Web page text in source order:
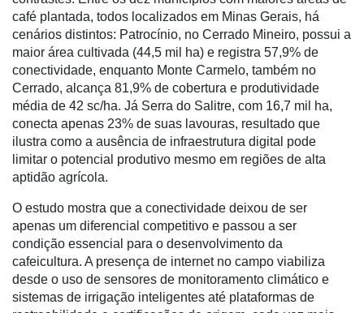
Netrin
Néctar
Tecprime
Agro
Lean
Way
Consulting
ONE
CHB
café plantada, todos localizados em Minas Gerais, há
cenários distintos: Patrocínio, no Cerrado Mineiro, possui a
maior área cultivada (44,5 mil ha) e registra 57,9% de
conectividade, enquanto Monte Carmelo, também no
Cerrado, alcança 81,9% de cobertura e produtividade
média de 42 sc/ha. Já Serra do Salitre, com 16,7 mil ha,
conecta apenas 23% de suas lavouras, resultado que
ilustra como a ausência de infraestrutura digital pode
limitar o potencial produtivo mesmo em regiões de alta
aptidão agrícola.
O estudo mostra que a conectividade deixou de ser
apenas um diferencial competitivo e passou a ser
condição essencial para o desenvolvimento da
cafeicultura. A presença de internet no campo viabiliza
desde o uso de sensores de monitoramento climático e
sistemas de irrigação inteligentes até plataformas de